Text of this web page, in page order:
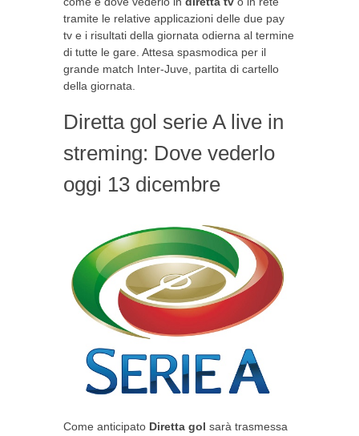
tramite le relative applicazioni delle due pay
tv e i risultati della giornata odierna al termine
di tutte le gare. Attesa spasmodica per il
grande match Inter-Juve, partita di cartello
della giornata.
Diretta gol serie A live in
streming: Dove vederlo
oggi 13 dicembre
Come anticipato Diretta gol sarà trasmessa